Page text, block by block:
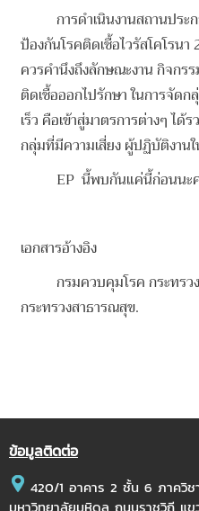
การดำเนินงานสถานปร
ป้องกันโรคติดเชื้อไวรัสโคโร
ควรคำนึงถึงลักษณะงาน กิจกร
ติดเชื้อออกไปรักษา ในการจัด
เร็ว คือเข้าสู่มาตรการต่างๆ ไ
กลุ่มที่มีความเสี่ยง ผู้ปฏิบัติงาน
EP นี้พบกันแค่นี้ก่อนนะ
เอกสารอ้างอิง
กรมควบคุมโรค กระทรวงส
กระทรวงสาธารณสุข.
ข้อมูลติดต่อ
420/1 อาคาร 2 ชั้น 6 ภาควิ